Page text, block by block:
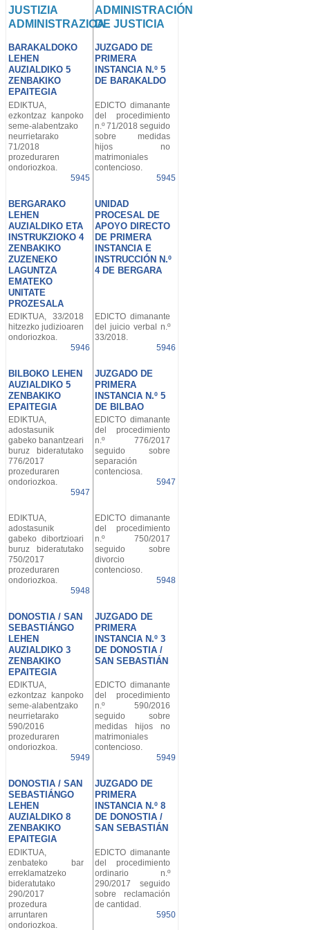
JUSTIZIA
ADMINISTRAZIOA
BARAKALDOKO
LEHEN
AUZIALDIKO 5
ZENBAKIKO
EPAITEGIA
ADMINISTRACIÓN
DE JUSTICIA
JUZGADO DE
PRIMERA
INSTANCIA N.º 5
DE BARAKALDO
EDIKTUA,
ezkontzaz kanpoko
seme-alabentzako
neurrietarako
71/2018
prozeduraren
ondoriozkoa.
5945
EDICTO dimanante
del procedimiento
n.º 71/2018 seguido
sobre medidas
hijos no
matrimoniales
contencioso.
5945
BERGARAKO
LEHEN
AUZIALDIKO ETA
INSTRUKZIOKO 4
ZENBAKIKO
ZUZENEKO
LAGUNTZA
EMATEKO
UNITATE
PROZESALA
UNIDAD
PROCESAL DE
APOYO DIRECTO
DE PRIMERA
INSTANCIA E
INSTRUCCIÓN N.º
4 DE BERGARA
EDIKTUA, 33/2018
hitzezko judizioaren
ondoriozkoa.
5946
EDICTO dimanante
del juicio verbal n.º
33/2018.
5946
BILBOKO LEHEN
AUZIALDIKO 5
ZENBAKIKO
EPAITEGIA
JUZGADO DE
PRIMERA
INSTANCIA N.º 5
DE BILBAO
EDIKTUA,
adostasunik
gabeko banantzeari
buruz bideratutako
776/2017
prozeduraren
ondoriozkoa.
5947
EDICTO dimanante
del procedimiento
n.º 776/2017
seguido sobre
separación
contenciosa.
5947
EDIKTUA,
adostasunik
gabeko dibortzioari
buruz bideratutako
750/2017
prozeduraren
ondoriozkoa.
5948
EDICTO dimanante
del procedimiento
n.º 750/2017
seguido sobre
divorcio
contencioso.
5948
DONOSTIA / SAN
SEBASTIÁNGO
LEHEN
AUZIALDIKO 3
ZENBAKIKO
EPAITEGIA
JUZGADO DE
PRIMERA
INSTANCIA N.º 3
DE DONOSTIA /
SAN SEBASTIÁN
EDIKTUA,
ezkontzaz kanpoko
seme-alabentzako
neurrietarako
590/2016
prozeduraren
ondoriozkoa.
5949
EDICTO dimanante
del procedimiento
n.º 590/2016
seguido sobre
medidas hijos no
matrimoniales
contencioso.
5949
DONOSTIA / SAN
SEBASTIÁNGO
LEHEN
AUZIALDIKO 8
ZENBAKIKO
EPAITEGIA
JUZGADO DE
PRIMERA
INSTANCIA N.º 8
DE DONOSTIA /
SAN SEBASTIÁN
EDIKTUA,
zenbateko bar
erreklamatzeko
bideratutako
290/2017
prozedura
arruntaren
ondoriozkoa.
EDICTO dimanante
del procedimiento
ordinario n.º
290/2017 seguido
sobre reclamación
de cantidad.
5950